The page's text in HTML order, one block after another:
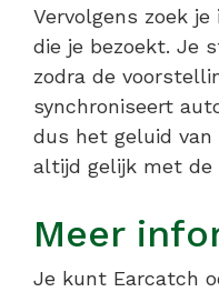
Vervolgens zoek
die je bezoekt. Je
zodra de
synchroniseert
dus het geluid
altijd gelijk met de
Meer
Je kunt Earcatch